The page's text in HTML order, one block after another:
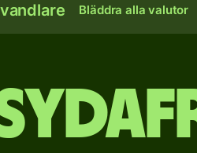
Bläddra alla valutor